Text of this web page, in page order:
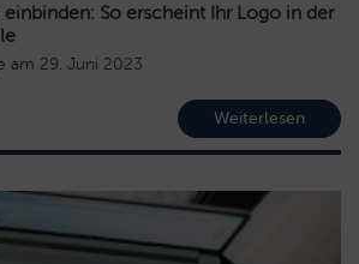
So erscheint Ihr Logo in der
am 29. Juni 2023
Weiterlesen